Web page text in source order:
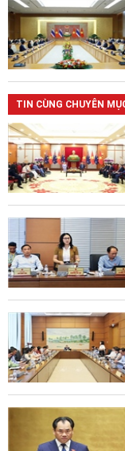
TIN CÙNG CHUYÊN